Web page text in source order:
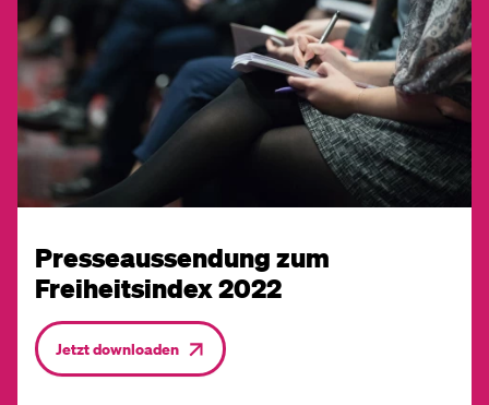
Presseaussendung zum
Freiheitsindex 2022
Jetzt downloaden